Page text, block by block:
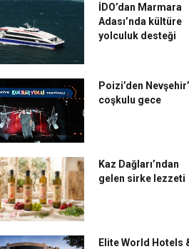
İDO’dan Marmara
Adası’nda kültüre
yolculuk desteği
Poizi’den
coşkulu gece
Kaz Dağları’ndan
gelen sirke lezzeti
Elite World Hotels